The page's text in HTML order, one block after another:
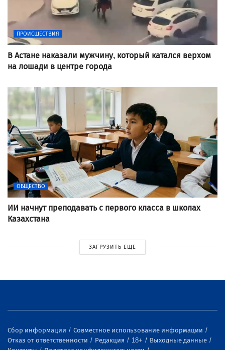
ПРОИСШЕСТВИЯ
В Астане наказали мужчину, который катался верхом
на лошади в центре города
ОБЩЕСТВО
ИИ начнут преподавать с первого класса в школах
Казахстана
ЗАГРУЗИТЬ ЕЩЕ
Сбор информации
Совместное использование информации
Отказ от ответственности
Редакция 18+
Выходные данные